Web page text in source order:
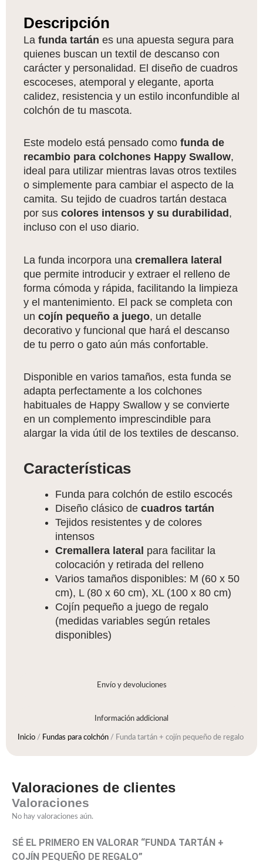
Envío y devoluciones
Información addicional
Descripción
La funda tartán es una apuesta segura para
quienes buscan un textil de descanso con
carácter y personalidad. El diseño de cuadros
escoceses, atemporal y elegante, aporta
calidez, resistencia y un estilo inconfundible al
colchón de tu mascota.
Este modelo está pensado como funda de
recambio para colchones Happy Swallow,
ideal para utilizar mientras lavas otros textiles
o simplemente para cambiar el aspecto de la
camita. Su tejido de cuadros tartán destaca
por sus colores intensos y su durabilidad ,
incluso con el uso diario.
La funda incorpora una cremallera lateral
que permite introducir y extraer el relleno de
forma cómoda y rápida, facilitando la limpieza
y el mantenimiento. El pack se completa con
un cojín pequeño a juego, un detalle
decorativo y funcional que hará el descanso
de tu perro o gato aún más confortable.
Disponible en varios tamaños, esta funda se
adapta perfectamente a los colchones
habituales de Happy Swallow y se convierte
en un complemento imprescindible para
alargar la vida útil de los textiles de descanso.
Características
Funda para colchón de estilo escocés
Diseño clásico de cuadros tartán
Tejidos resistentes y de colores
intensos
Cremallera lateral para facilitar la
colocación y retirada del relleno
Varios tamaños disponibles: M (60 x 50
cm), L (80 x 60 cm), XL (100 x 80 cm)
Cojín pequeño a juego de regalo
(medidas variables según retales
disponibles)
Inicio / Fundas para colchón / Funda tartán + cojín pequeño de regalo
Valoraciones de clientes
Valoraciones
No hay valoraciones aún.
SÉ EL PRIMERO EN VALORAR “FUNDA TARTÁN +
COJÍN PEQUEÑO DE REGALO”